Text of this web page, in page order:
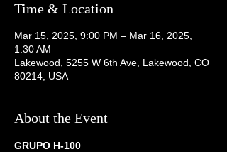
Time & Location
Mar 15, 2025, 9:00 PM – Mar 16, 2025,
1:30 AM
Lakewood, 5255 W 6th Ave, Lakewood, CO
80214, USA
About the Event
GRUPO H-100